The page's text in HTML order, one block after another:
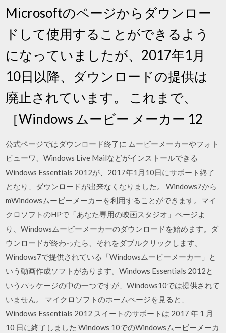
Microsoftのページからダウンロー
ドして使用することができるよう
になっていましたが、2017年1月
10日以降、ダウンロードの提供は
廃止されています。 これまで、
［Windows ムービー メーカー 12
公式ページではダウンロード終了に ムービーメーカーやフォト
ビューワ、Windows Live Mailなどがインストールできる
Windows Essentials 2012が、2017年1月10日にサポート終了
となり、ダウンロードが出来なくなりました。 Windows7から
mWindowsムービーメーカーを利用することができます。マイ
クロソフトのHPで「あなた専用の映画スタジオ」ページよ
り、Windowsムービーメーカーのダウンロードを始めます。ダ
ウンロードが終わったら、それをダブルクリックします。
Windows7で提供されている「Windowsムービーメーカー」と
いう動画作成ソフトがあります。Windows Essentials 2012と
いうパッケージの中の一つですが、Windows10では提供されて
いません。 マイクロソフトのホームページを見ると、
Windows Essentials 2012 スイートのサポートは 2017 年 1 月
10 日に終了しました Windows 10でのWindowsムービーメーカ